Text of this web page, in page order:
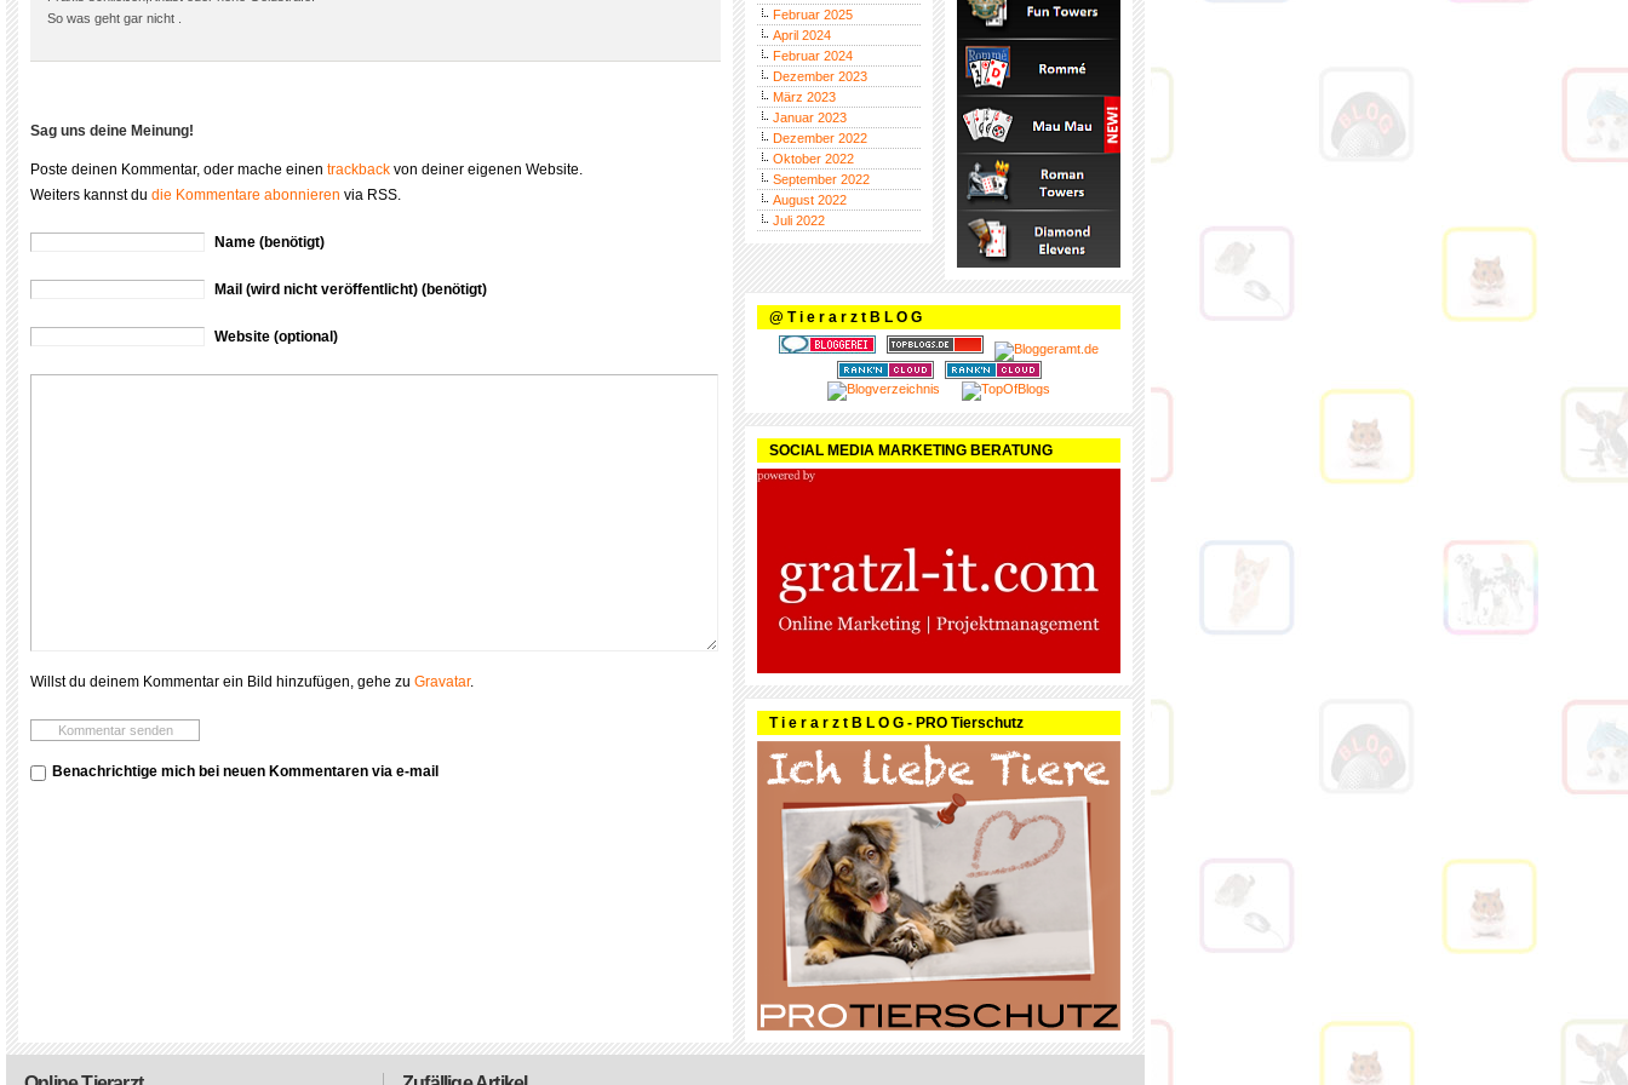
So was geht gar nicht .
Sag uns deine Meinung!
Poste deinen Kommentar, oder mache einen trackback von deiner eigenen Website.
Weiters kannst du die Kommentare abonnieren via RSS.
Name (benötigt)
Mail (wird nicht veröffentlicht) (benötigt)
Website (optional)
Willst du deinem Kommentar ein Bild hinzufügen, gehe zu Gravatar.
Benachrichtige mich bei neuen Kommentaren via e-mail
Februar 2025
April 2024
Februar 2024
Dezember 2023
März 2023
Januar 2023
Dezember 2022
Oktober 2022
September 2022
August 2022
Juli 2022
@ T i e r a r z t B L O G
SOCIAL MEDIA MARKETING BERATUNG
T i e r a r z t B L O G - PRO Tierschutz